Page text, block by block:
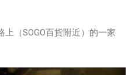
（SOGO百貨附近）的一家